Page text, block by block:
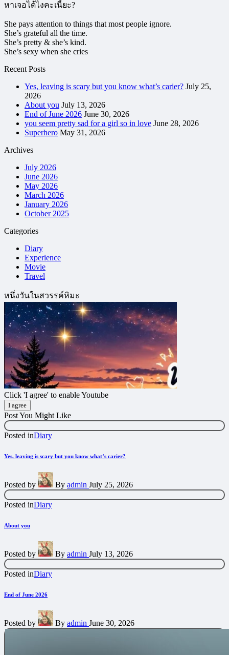
หาเจอได้ไงคะเนี้ยะ?
She pays attention to things that most people ignore.
She’s grateful all the time.
She’s pretty & she’s kind.
She’s sexy when she cries
Recent Posts
Yes, leaving is scary but you know what’s carier? July 25,
2026
About you July 13, 2026
End of June 2026 June 30, 2026
you seem pretty sad for a girl so in love June 28, 2026
Superhero May 31, 2026
Archives
July 2026
June 2026
May 2026
March 2026
January 2026
October 2025
Categories
Diary
Experience
Movie
Travel
หนึ่งวันในสวรรค์หิมะ
Click 'I agree' to enable Youtube
I agree
Post You Might Like
Posted inDiary
Yes, leaving is scary but you know what’s carier?
Posted by By admin July 25, 2026
Posted inDiary
About you
Posted by By admin July 13, 2026
Posted inDiary
End of June 2026
Posted by By admin June 30, 2026